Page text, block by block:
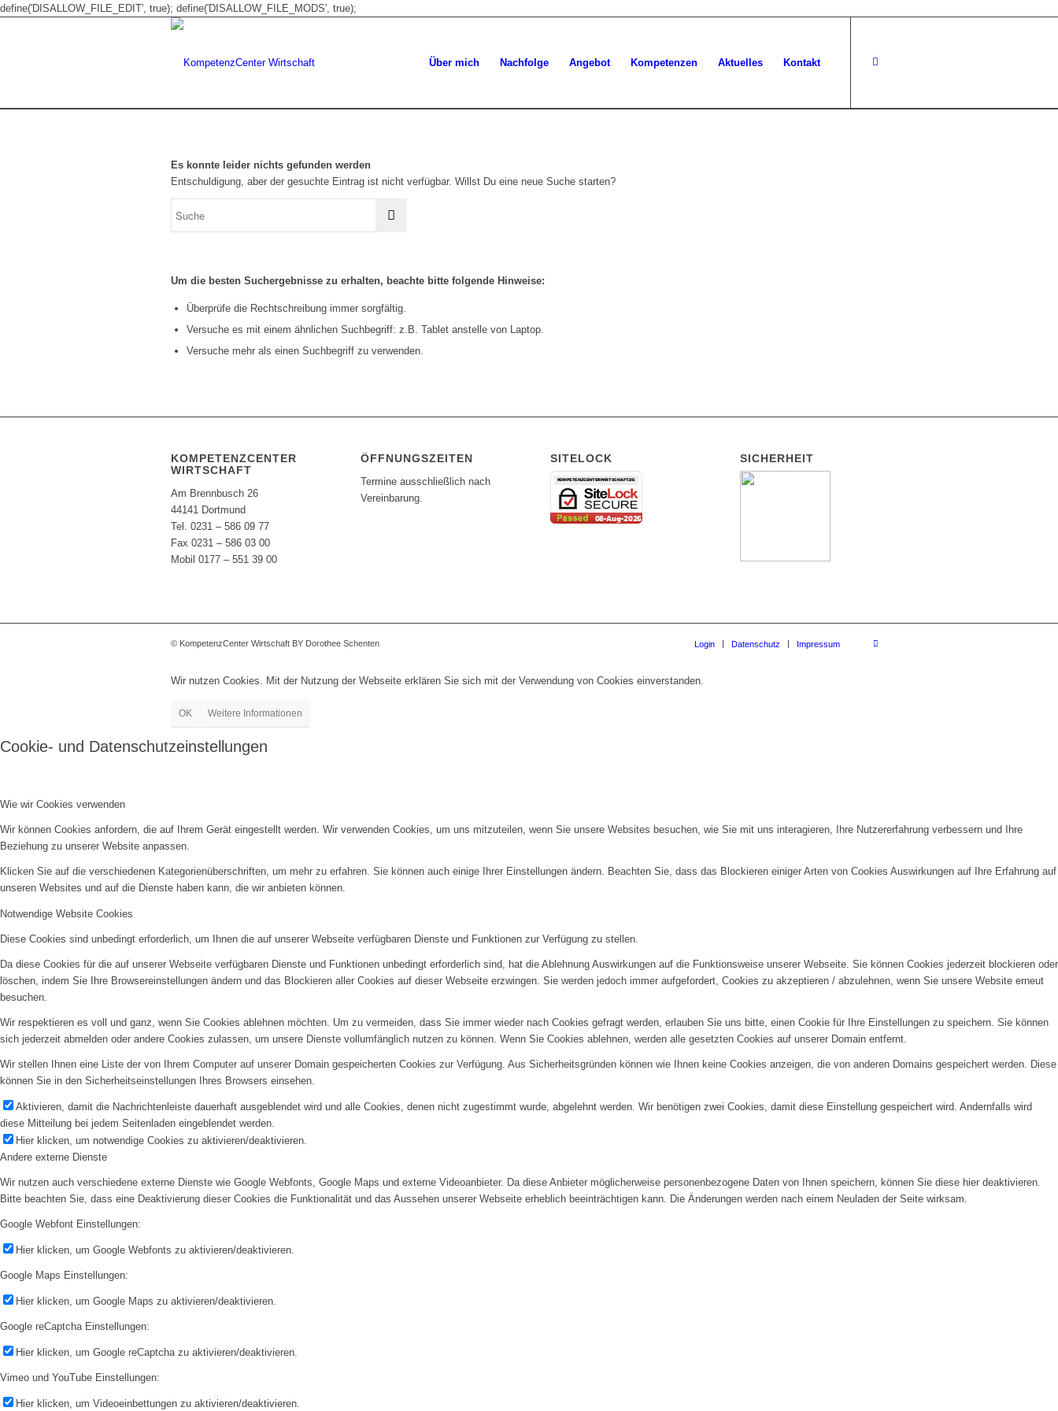
define('DISALLOW_FILE_EDIT', true); define('DISALLOW_FILE_MODS', true);
Über mich Nachfolge Angebot Kompetenzen Aktuelles Kontakt
Es konnte leider nichts gefunden werden
Entschuldigung, aber der gesuchte Eintrag ist nicht verfügbar. Willst Du eine neue Suche starten?
Um die besten Suchergebnisse zu erhalten, beachte bitte folgende Hinweise:
Überprüfe die Rechtschreibung immer sorgfältig.
Versuche es mit einem ähnlichen Suchbegriff: z.B. Tablet anstelle von Laptop.
Versuche mehr als einen Suchbegriff zu verwenden.
KOMPETENZCENTER
WIRTSCHAFT
Am Brennbusch 26
44141 Dortmund
Tel. 0231 – 586 09 77
Fax 0231 – 586 03 00
Mobil 0177 – 551 39 00
ÖFFNUNGSZEITEN
Termine ausschließlich nach
Vereinbarung.
SITELOCK SICHERHEIT
© KompetenzCenter Wirtschaft BY Dorothee Schenten Login Datenschutz Impressum
Wir nutzen Cookies. Mit der Nutzung der Webseite erklären Sie sich mit der Verwendung von Cookies einverstanden.
OK Weitere Informationen
Cookie- und Datenschutzeinstellungen
Wie wir Cookies verwenden
Wir können Cookies anfordern, die auf Ihrem Gerät eingestellt werden. Wir verwenden Cookies, um uns mitzuteilen, wenn Sie unsere Websites besuchen, wie Sie mit uns interagieren, Ihre Nutzererfahrung verbessern und Ihre
Beziehung zu unserer Website anpassen.
Klicken Sie auf die verschiedenen Kategorienüberschriften, um mehr zu erfahren. Sie können auch einige Ihrer Einstellungen ändern. Beachten Sie, dass das Blockieren einiger Arten von Cookies Auswirkungen auf Ihre Erfahrung auf
unseren Websites und auf die Dienste haben kann, die wir anbieten können.
Notwendige Website Cookies
Diese Cookies sind unbedingt erforderlich, um Ihnen die auf unserer Webseite verfügbaren Dienste und Funktionen zur Verfügung zu stellen.
Da diese Cookies für die auf unserer Webseite verfügbaren Dienste und Funktionen unbedingt erforderlich sind, hat die Ablehnung Auswirkungen auf die Funktionsweise unserer Webseite. Sie können Cookies jederzeit blockieren oder
löschen, indem Sie Ihre Browsereinstellungen ändern und das Blockieren aller Cookies auf dieser Webseite erzwingen. Sie werden jedoch immer aufgefordert, Cookies zu akzeptieren / abzulehnen, wenn Sie unsere Website erneut
besuchen.
Wir respektieren es voll und ganz, wenn Sie Cookies ablehnen möchten. Um zu vermeiden, dass Sie immer wieder nach Cookies gefragt werden, erlauben Sie uns bitte, einen Cookie für Ihre Einstellungen zu speichern. Sie können
sich jederzeit abmelden oder andere Cookies zulassen, um unsere Dienste vollumfänglich nutzen zu können. Wenn Sie Cookies ablehnen, werden alle gesetzten Cookies auf unserer Domain entfernt.
Wir stellen Ihnen eine Liste der von Ihrem Computer auf unserer Domain gespeicherten Cookies zur Verfügung. Aus Sicherheitsgründen können wie Ihnen keine Cookies anzeigen, die von anderen Domains gespeichert werden. Diese
können Sie in den Sicherheitseinstellungen Ihres Browsers einsehen.
Aktivieren, damit die Nachrichtenleiste dauerhaft ausgeblendet wird und alle Cookies, denen nicht zugestimmt wurde, abgelehnt werden. Wir benötigen zwei Cookies, damit diese Einstellung gespeichert wird. Andernfalls wird
diese Mitteilung bei jedem Seitenladen eingeblendet werden.
Hier klicken, um notwendige Cookies zu aktivieren/deaktivieren.
Andere externe Dienste
Wir nutzen auch verschiedene externe Dienste wie Google Webfonts, Google Maps und externe Videoanbieter. Da diese Anbieter möglicherweise personenbezogene Daten von Ihnen speichern, können Sie diese hier deaktivieren.
Bitte beachten Sie, dass eine Deaktivierung dieser Cookies die Funktionalität und das Aussehen unserer Webseite erheblich beeinträchtigen kann. Die Änderungen werden nach einem Neuladen der Seite wirksam.
Google Webfont Einstellungen:
Hier klicken, um Google Webfonts zu aktivieren/deaktivieren.
Google Maps Einstellungen:
Hier klicken, um Google Maps zu aktivieren/deaktivieren.
Google reCaptcha Einstellungen:
Hier klicken, um Google reCaptcha zu aktivieren/deaktivieren.
Vimeo und YouTube Einstellungen:
Hier klicken, um Videoeinbettungen zu aktivieren/deaktivieren.